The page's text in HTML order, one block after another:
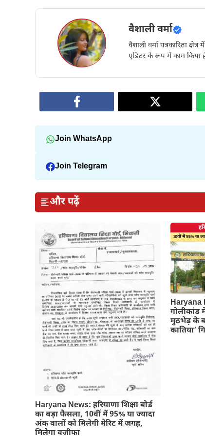
वैशाली वर्मा
वैशाली वर्मा पत्रकारिता
एडिटर के रूप में काम किया
Join WhatsApp
Join Telegram
और पढ़ें
Haryana News: हरियाणा शिक्षा बोर्ड
का बड़ा फैसला, 10वीं में 95% या ज्यादा
अंक वालों को मिलेगी मेरिट में जगह,
मिलेगा वजीफा
Haryana
गोलीकांड
मुठभेड़ के
कातिया’